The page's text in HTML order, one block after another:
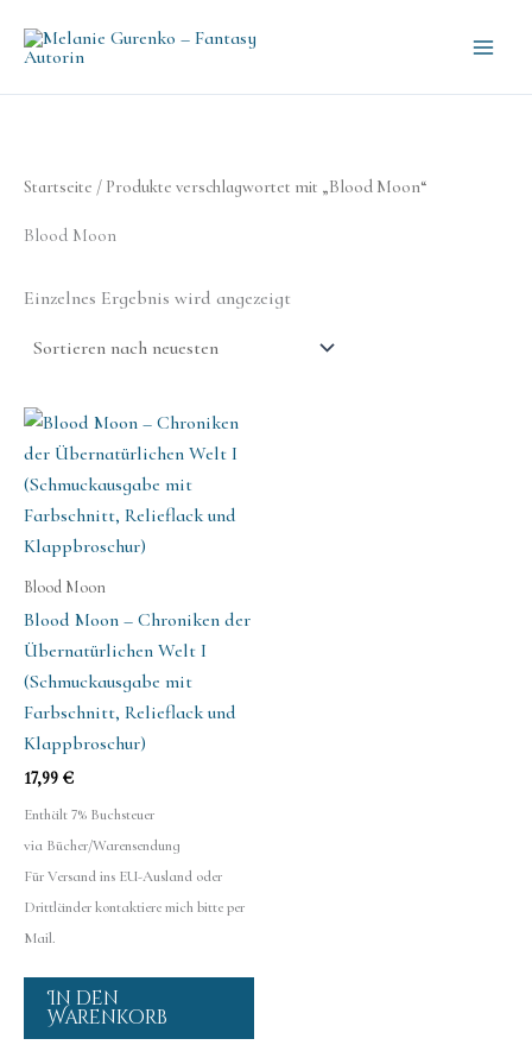
Inhalt
Startseite / Produkte verschlagwortet mit „Blood Moon“
Blood Moon
Einzelnes Ergebnis wird angezeigt
Blood Moon
Blood Moon – Chroniken der
Übernatürlichen Welt I
(Schmuckausgabe mit
Farbschnitt, Relieflack und
Klappbroschur)
17,99 €
Enthält 7% Buchsteuer
via Bücher/Warensendung
Für Versand ins EU-Ausland oder
Drittländer kontaktiere mich bitte per
Mail.
In den
Warenkorb